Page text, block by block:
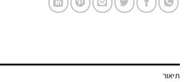
תיאור